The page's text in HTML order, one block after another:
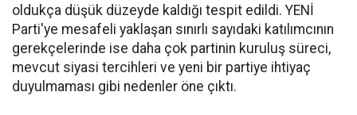
oldukça düşük düzeyde kaldığı tespit edildi. YENİ
Parti'ye mesafeli yaklaşan sınırlı sayıdaki katılımcının
gerekçelerinde ise daha çok partinin kuruluş süreci,
mevcut siyasi tercihleri ve yeni bir partiye ihtiyaç
duyulmaması gibi nedenler öne çıktı.